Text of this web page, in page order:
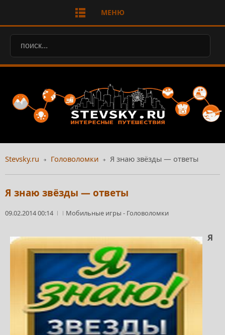
МЕНЮ
Stevsky.ru Головоломки Я знаю звёзды — ответы
Я знаю звёзды — ответы
09.02.2014 00:14 Мобильные игры - Головоломки
Я